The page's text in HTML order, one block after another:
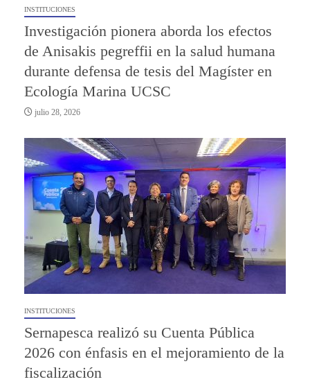
INSTITUCIONES
Investigación pionera aborda los efectos
de Anisakis pegreffii en la salud humana
durante defensa de tesis del Magíster en
Ecología Marina UCSC
julio 28, 2026
INSTITUCIONES
Sernapesca realizó su Cuenta Pública
2026 con énfasis en el mejoramiento de la
fiscalización